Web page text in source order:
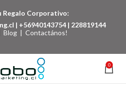
Regalo Corporativo:
| +56940143754 | 228819144
Blog | Contactános!
0